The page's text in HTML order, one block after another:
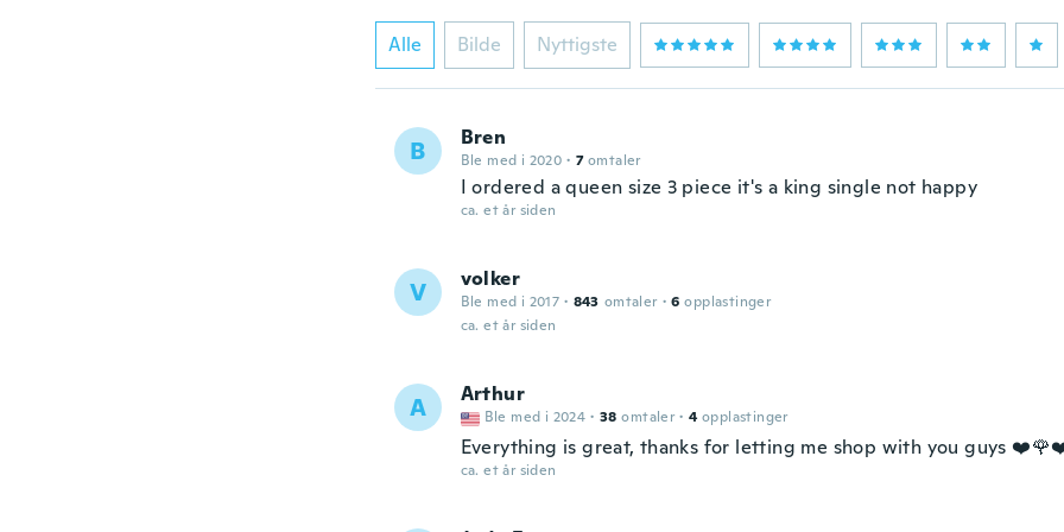
Alle Bilde Nyttigste
B Bren
Ble med i 2020 · 7 omtaler
I ordered a queen size 3 piece it's a king single not happy
ca. et år siden
V volker
Ble med i 2017 · 843 omtaler · 6 opplastinger
ca. et år siden
A Arthur
Ble med i 2024 · 38 omtaler · 4 opplastinger
Everything is great, thanks for letting me shop with you guys
ca. et år siden